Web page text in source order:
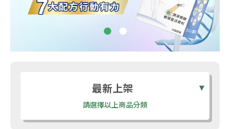
最新上架
請選擇以上商品分類